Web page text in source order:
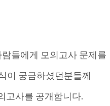
들에게 모의고사 문제를
이 궁금하셨던분들께
고사를 공개합니다.